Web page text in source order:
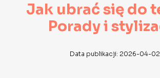
Jak ubrać się do
Porady i
Data publikacji: 2026-04-02